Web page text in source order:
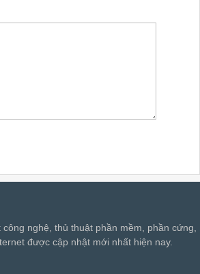
nghệ, thủ thuật phần mềm, phần cứng,
được cập nhật mới nhất hiện nay.